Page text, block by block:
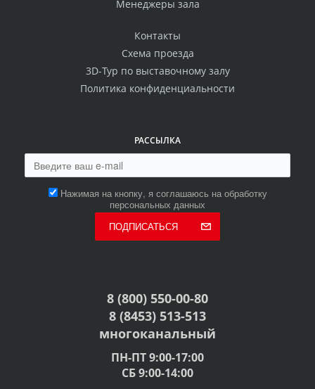
Менеджеры зала
Контакты
Схема проезда
3D-Тур по выставочному залу
Политика конфиденциальности
РАССЫЛКА
Нажимая на кнопку, я соглашаюсь на обработку
персональных данных
ПОДПИСАТЬСЯ
8 (800) 550-00-80
8 (8453) 513-513
многоканальный
ПН-ПТ 9:00-17:00
СБ 9:00-14:00